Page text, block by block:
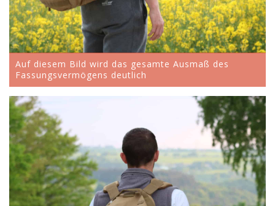
Auf diesem Bild wird das gesamte Ausmaß des
Fassungsvermögens deutlich